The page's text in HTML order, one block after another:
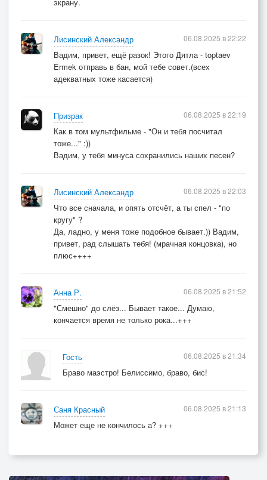
Лисинский Александр
Вадим, привет, ещё разок! Этого Дятла - toptaev
Ermek отправь в бан, мой тебе совет.(всех
адекватных тоже касается)
06.08.2025 в 22:22
Призрак
Как в том мультфильме - "Он и тебя посчитал
тоже..." :))
Вадим, у тебя минуса сохранились наших песен?
06.08.2025 в 22:19
Лисинский Александр
Что все сначала, и опять отсчёт, а ты спел - "по
кругу" ?
Да, ладно, у меня тоже подобное бывает.)) Вадим,
привет, рад слышать тебя! (мрачная концовка), но
плюс++++
06.08.2025 в 22:03
Анна Р.
"Смешно" до слёз... Бывает такое... Думаю,
кончается время не только рока...+++
06.08.2025 в 21:52
Гость
Браво маэстро! Белиссимо, браво, бис!
06.08.2025 в 21:34
Саня Красный
Может еще не кончилось а? +++
06.08.2025 в 21:13